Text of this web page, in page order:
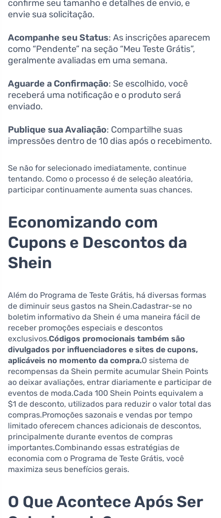
confirme seu tamanho e detalhes de envio, e
envie sua solicitação.
Acompanhe seu Status: As inscrições aparecem
como “Pendente” na seção “Meu Teste Grátis”,
geralmente avaliadas em uma semana.
Aguarde a Confirmação: Se escolhido, você
receberá uma notificação e o produto será
enviado.
Publique sua Avaliação: Compartilhe suas
impressões dentro de 10 dias após o recebimento.
Se não for selecionado imediatamente, continue
tentando. Como o processo é de seleção aleatória,
participar continuamente aumenta suas chances.
Economizando com
Cupons e Descontos da
Shein
Além do Programa de Teste Grátis, há diversas formas
de diminuir seus gastos na Shein.Cadastrar-se no
boletim informativo da Shein é uma maneira fácil de
receber promoções especiais e descontos
exclusivos.Códigos promocionais também são
divulgados por influenciadores e sites de cupons,
aplicáveis no momento da compra.O sistema de
recompensas da Shein permite acumular Shein Points
ao deixar avaliações, entrar diariamente e participar de
eventos de moda.Cada 100 Shein Points equivalem a
$1 de desconto, utilizados para reduzir o valor total das
compras.Promoções sazonais e vendas por tempo
limitado oferecem chances adicionais de descontos,
principalmente durante eventos de compras
importantes.Combinando essas estratégias de
economia com o Programa de Teste Grátis, você
maximiza seus benefícios gerais.
O Que Acontece Após Ser